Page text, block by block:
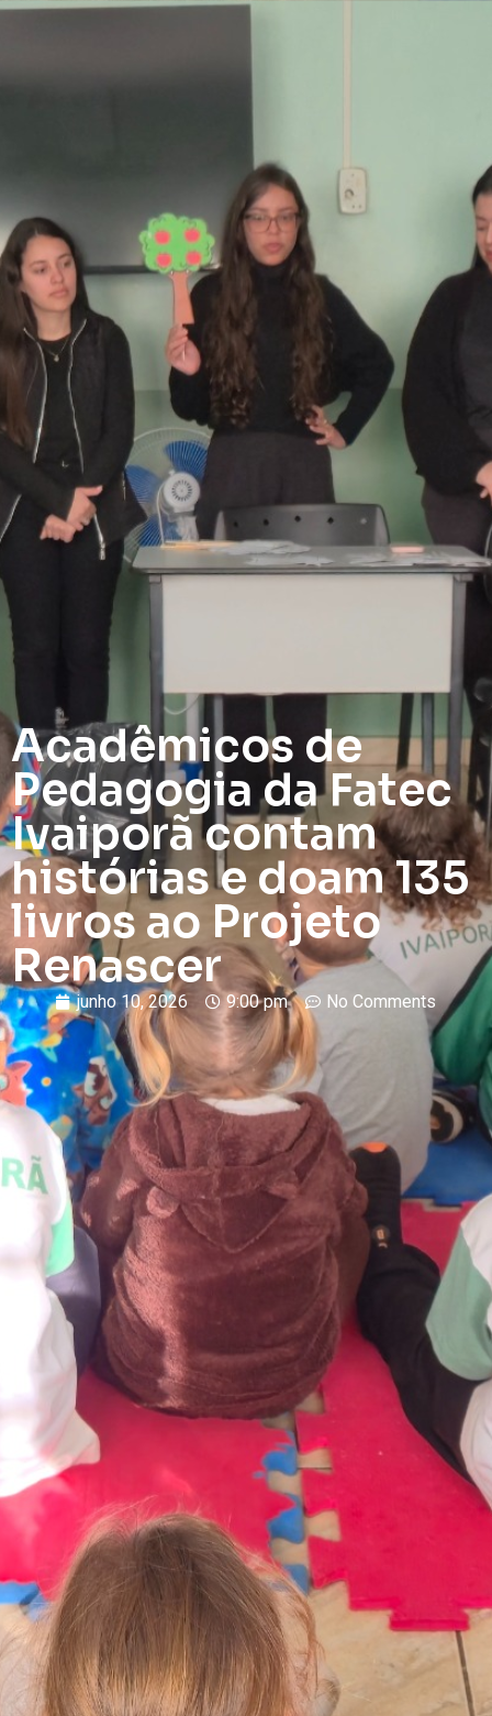
Acadêmicos de
Pedagogia da Fatec
Ivaiporã contam
histórias e doam 135
livros ao Projeto
Renascer
junho 10, 2026 9:00 pm No Comments